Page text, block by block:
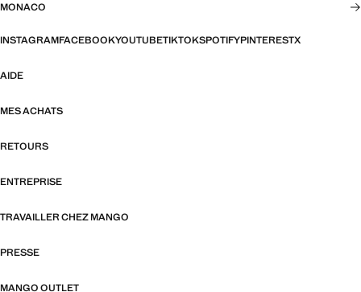
MONACO
INSTAGRAMFACEBOOKYOUTUBETIKTOKSPOTIFYPINTERESTX
AIDE
MES ACHATS
RETOURS
ENTREPRISE
TRAVAILLER CHEZ MANGO
PRESSE
MANGO OUTLET